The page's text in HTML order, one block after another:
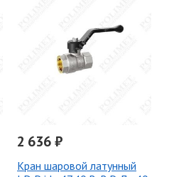
2 636 ₽
Кран шаровой латунный